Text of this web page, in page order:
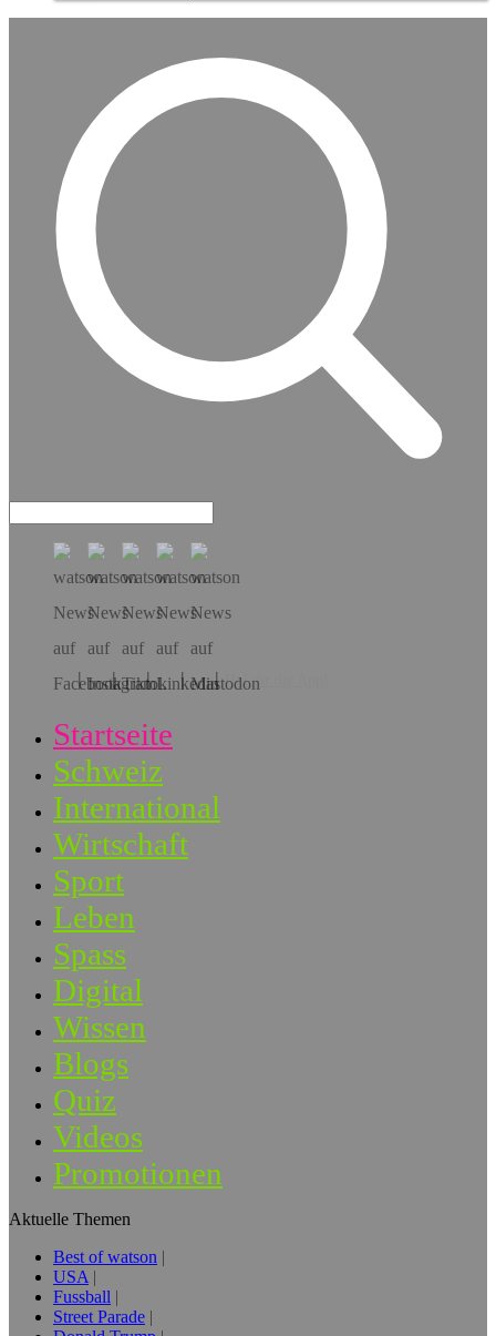
Hol dir die App!
Startseite
Schweiz
International
Wirtschaft
Sport
Leben
Spass
Digital
Wissen
Blogs
Quiz
Videos
Promotionen
Aktuelle Themen
Best of watson
USA
Fussball
Street Parade